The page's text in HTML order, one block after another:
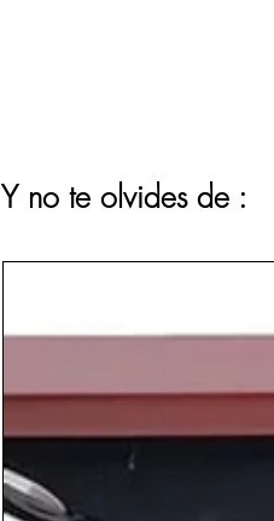
Y no te olvides de :